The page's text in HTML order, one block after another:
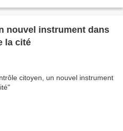
nouvel instrument dans
la cité